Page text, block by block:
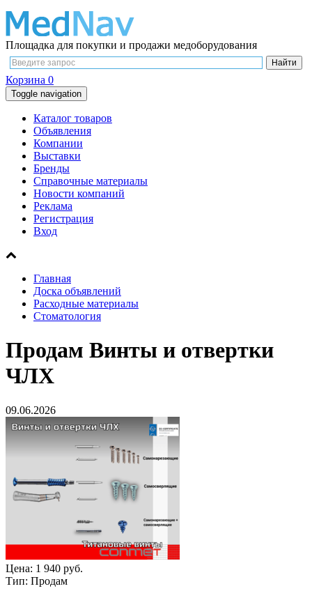
Площадка для покупки и продажи медоборудования
Корзина 0
Toggle navigation
Каталог товаров
Объявления
Компании
Выставки
Бренды
Справочные материалы
Новости компаний
Реклама
Регистрация
Вход
Главная
Доска объявлений
Расходные материалы
Стоматология
Продам Винты и отвертки
ЧЛХ
09.06.2026
Цена: 1 940 руб.
Тип: Продам